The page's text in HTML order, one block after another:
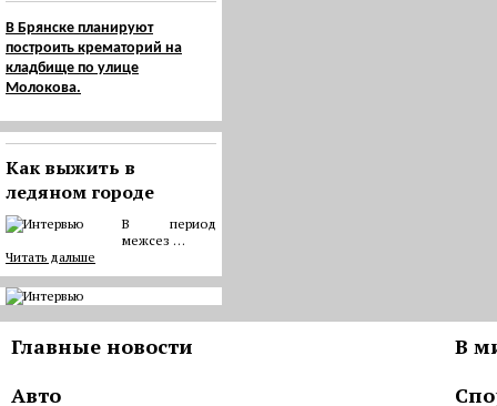
В Брянске планируют
построить крематорий на
кладбище по улице
Молокова.
Как выжить в
ледяном городе
В период
межсез …
Читать дальше
Главные новости
В
Авто